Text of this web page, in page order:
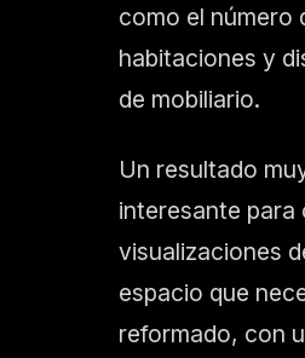
como el número
habitaciones y
de mobiliario.
Un resultado
interesante para
visualizaciones
espacio que
reformado, con